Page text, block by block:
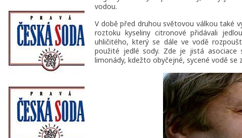
vodou.
V době před druhou světovou válkou také
roztoku kyseliny citronové přidávali
uhličitého, který se dále ve vodě
použité jedlé sody. Zde je jistá asociace
limonády, kdežto obyčejné, sycené vodě se